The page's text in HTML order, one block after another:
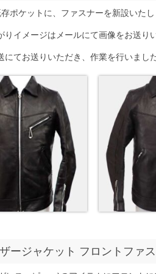
ポケットに、ファスナーを新設いたし
りイメージはメールにて画像をお送り
にてお送りいただき、作業を行いました
ージャケット フロントファ